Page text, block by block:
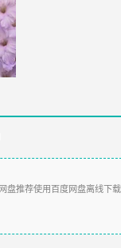
盘推荐使用百度网盘离线下载